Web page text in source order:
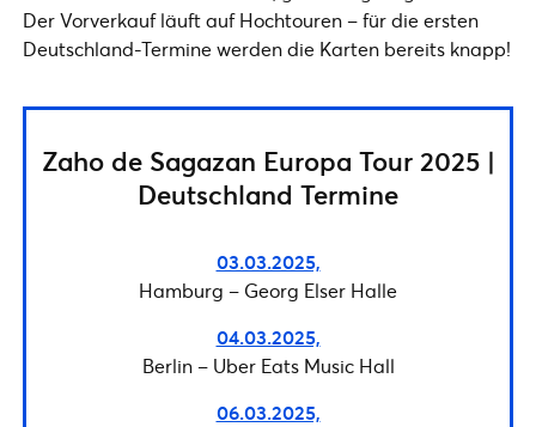
Der Vorverkauf läuft auf Hochtouren – für die ersten
Deutschland-Termine werden die Karten bereits knapp!
Zaho de Sagazan Europa Tour 2025 |
Deutschland Termine
03.03.2025,
Hamburg – Georg Elser Halle
04.03.2025,
Berlin – Uber Eats Music Hall
06.03.2025,